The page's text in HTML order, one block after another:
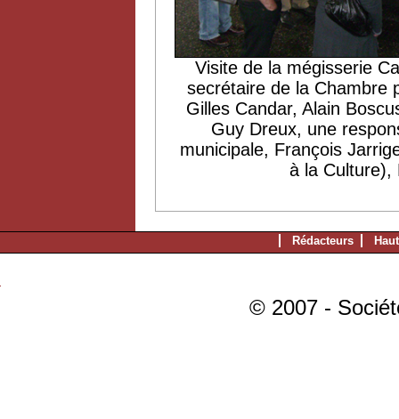
Visite de la mégisserie
secrétaire de la Chambre
Gilles Candar, Alain
Guy Dreux, une
municipale, François
à la Culture),
Rédacteurs
© 2007 -